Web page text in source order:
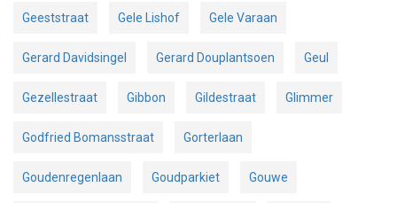
Geeststraat Gele Lishof Gele Varaan
Gerard Davidsingel Gerard Douplantsoen Geul
Gezellestraat Gibbon Gildestraat Glimmer
Godfried Bomansstraat Gorterlaan
Goudenregenlaan Goudparkiet Gouwe